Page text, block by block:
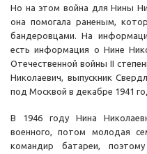
Но на этом война для Нины
она помогала раненым,
бандеровцами. На
есть информация о Нине
Отечественной войны II
Николаевич, выпускник
под Москвой в декабре 1941
В 1946 году Нина
военного, потом молодая
командир батареи,